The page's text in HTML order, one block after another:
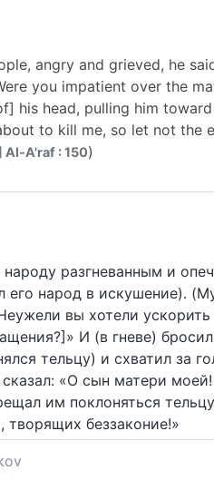
angry and grieved, he
you impatient over the
his head, pulling him
to kill me, so let not the
Al-A'raf : 150)
разгневанным и
его народ в искушение).
вы хотели
И (в гневе)
тельцу) и схватил за
«О сын матери
им поклоняться
беззаконие!»